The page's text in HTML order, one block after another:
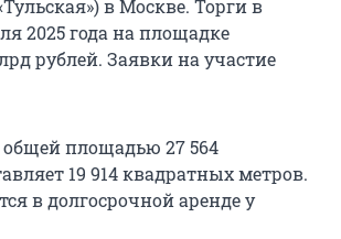
в Москве. Торги в
2025 года на площадке
рублей. Заявки на участие
общей площадью 27 564
19 914квадратных метров.
в долгосрочной аренде у